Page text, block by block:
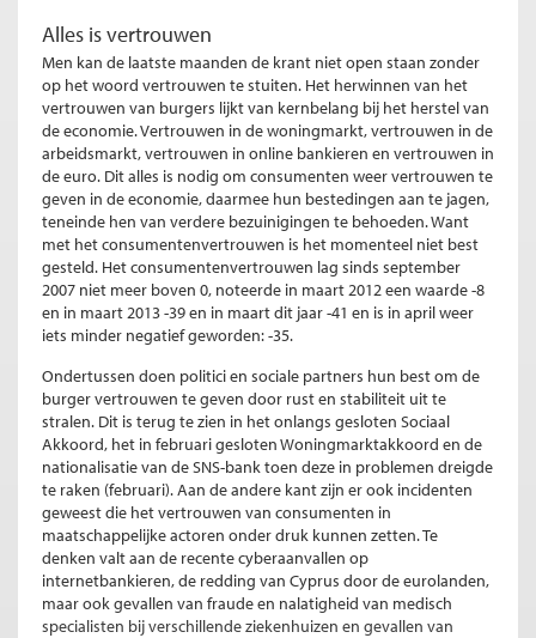
Alles is vertrouwen
Men kan de laatste maanden de krant niet open staan zonder
op het woord vertrouwen te stuiten. Het herwinnen van het
vertrouwen van burgers lijkt van kernbelang bij het herstel van
de economie. Vertrouwen in de woningmarkt, vertrouwen in de
arbeidsmarkt, vertrouwen in online bankieren en vertrouwen in
de euro. Dit alles is nodig om consumenten weer vertrouwen te
geven in de economie, daarmee hun bestedingen aan te jagen,
teneinde hen van verdere bezuinigingen te behoeden. Want
met het consumentenvertrouwen is het momenteel niet best
gesteld. Het consumentenvertrouwen lag sinds september
2007 niet meer boven 0, noteerde in maart 2012 een waarde -8
en in maart 2013 -39 en in maart dit jaar -41 en is in april weer
iets minder negatief geworden: -35.
Ondertussen doen politici en sociale partners hun best om de
burger vertrouwen te geven door rust en stabiliteit uit te
stralen. Dit is terug te zien in het onlangs gesloten Sociaal
Akkoord, het in februari gesloten Woningmarktakkoord en de
nationalisatie van de SNS-bank toen deze in problemen dreigde
te raken (februari). Aan de andere kant zijn er ook incidenten
geweest die het vertrouwen van consumenten in
maatschappelijke actoren onder druk kunnen zetten. Te
denken valt aan de recente cyberaanvallen op
internetbankieren, de redding van Cyprus door de eurolanden,
maar ook gevallen van fraude en nalatigheid van medisch
specialisten bij verschillende ziekenhuizen en gevallen van